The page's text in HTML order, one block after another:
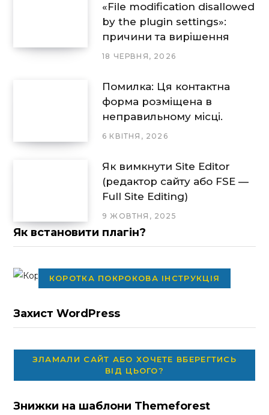
«File modification disallowed
by the plugin settings»:
причини та вирішення
18 ЧЕРВНЯ, 2026
Помилка: Ця контактна
форма розміщена в
неправильному місці.
6 КВІТНЯ, 2026
Як вимкнути Site Editor
(редактор сайту або FSE —
Full Site Editing)
9 ЖОВТНЯ, 2025
Як встановити плагін?
КОРОТКА ПОКРОКОВА ІНСТРУКЦІЯ
Захист WordPress
ЗЛАМАЛИ САЙТ АБО ХОЧЕТЕ ВБЕРЕГТИСЬ
ВІД ЦЬОГО?
Знижки на шаблони Themeforest